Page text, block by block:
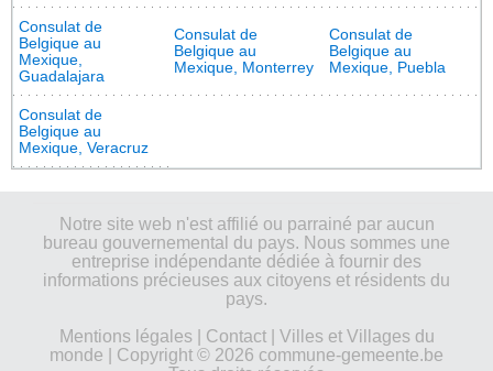
Consulat de
Belgique au
Mexique,
Guadalajara
Consulat de
Belgique au
Mexique, Monterrey
Consulat de
Belgique au
Mexique, Puebla
Consulat de
Belgique au
Mexique, Veracruz
Notre site web n'est affilié ou parrainé par aucun
bureau gouvernemental du pays. Nous sommes une
entreprise indépendante dédiée à fournir des
informations précieuses aux citoyens et résidents du
pays.
Mentions légales| Contact| Villes et Villages du
monde | Copyright © 2026 commune-gemeente.be